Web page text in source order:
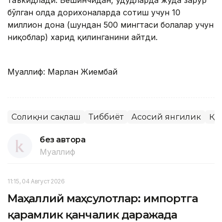
бўлган ҳолда дорихоналарда сотиш учун 10
миллион дона (шундан 500 мингтаси болалар учун
ниқоблар) харид қилинганини айтди.
Муаллиф: Марлан Жиембай
Соғлиқни сақлаш Тиббиёт Асосий янгилик ҚР
без автора
Муаллиф
11:15, 04 Август 2026
Маҳаллий маҳсулотлар: импортга
қарамлик қанчалик даражада